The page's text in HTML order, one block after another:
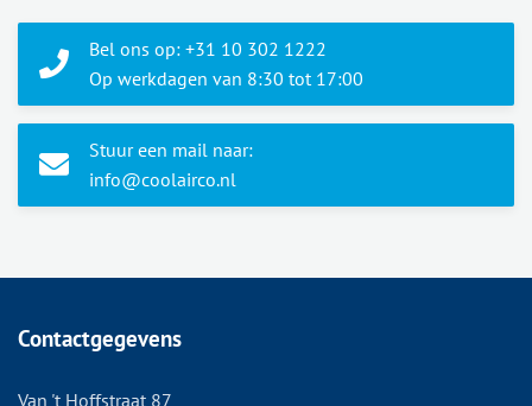
Bel ons op: +31 10 302 1222
Op werkdagen van 8:30 tot 17:00
Stuur een mail naar:
info@coolairco.nl
Contactgegevens
Van 't Hoffstraat 87